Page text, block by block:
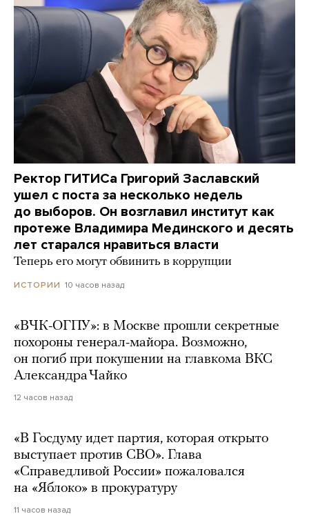
Ректор ГИТИСа Григорий Заславский
ушел с поста за несколько недель
до выборов. Он возглавил институт как
протеже Владимира Мединского и десять
лет старался нравиться власти
Теперь его могут обвинить в коррупции
ИСТОРИИ 10 часов назад
«ВЧК-ОГПУ»: в Москве прошли секретные
похороны генерал-майора. Возможно,
он погиб при покушении на главкома ВКС
Александра Чайко
12 часов назад
«В Госдуму идет партия, которая открыто
выступает против СВО». Глава
«Справедливой России» пожаловался
на «Яблоко» в прокуратуру
11 часов назад